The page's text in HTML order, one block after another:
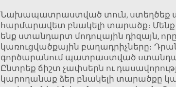
Նախապատրաստված տուն, ստեղծեք
հարմարավետ բնակելի տարածք։ Մենք
ենք ստանդարտ մոդուլային դիզայն, որը
կառուցվածքային բաղադրիչները։
գործարանում պատրաստված
Ընտրեք ճիշտ չափսերն ու
կարողանաք ձեր բնակելի տարածքը